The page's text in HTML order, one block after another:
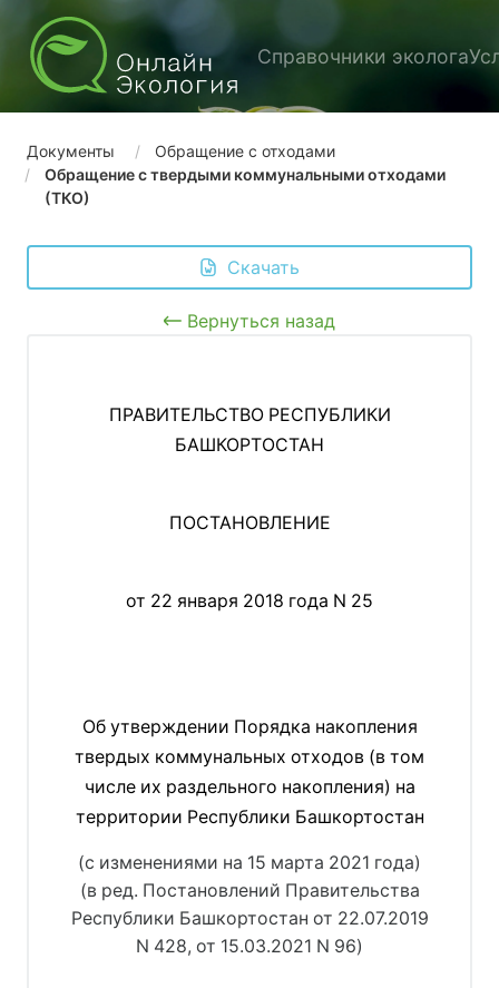
Справочники эколога
Документы
Обращение с отходами
Обращение с твердыми коммунальными отходами
(ТКО)
Скачать
Вернуться назад
ПРАВИТЕЛЬСТВО РЕСПУБЛИКИ
БАШКОРТОСТАН
ПОСТАНОВЛЕНИЕ
от 22 января 2018 года N 25
Об утверждении Порядка накопления
твердых коммунальных отходов (в том
числе их раздельного накопления) на
территории Республики Башкортостан
(с изменениями на 15 марта 2021 года)
(в ред. Постановлений Правительства
Республики Башкортостан от 22.07.2019
N 428, от 15.03.2021 N 96)